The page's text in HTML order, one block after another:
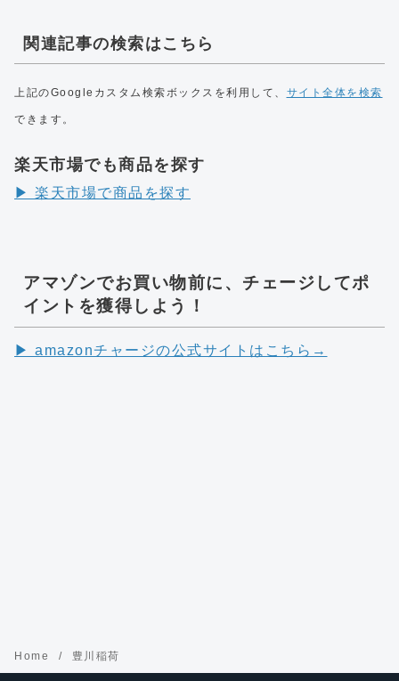
関連記事の検索はこちら
上記のGoogleカスタム検索ボックスを利用して、 サイト全体を検索
できます。
楽天市場でも商品を探す
▶︎ 楽天市場で商品を探す
アマゾンでお買い物前に、チェージしてポ
イントを獲得しよう！
▶︎ amazonチャージの公式サイトはこちら→
Home 豊川稲荷